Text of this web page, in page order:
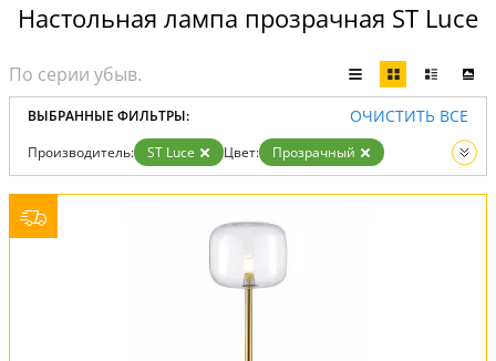
Настольная лампа прозрачная ST Luce
ВЫБРАННЫЕ ФИЛЬТРЫ: ОЧИСТИТЬ ВСЕ
Производитель: ST Luce Цвет:
Прозрачный
Вид:
Настольные лампы